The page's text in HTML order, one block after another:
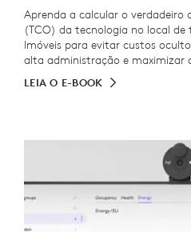
Aprenda a calcular o
(TCO) da tecnologia no local de
Imóveis para evitar custos
alta administração e maximizar
LEIA O E-BOOK